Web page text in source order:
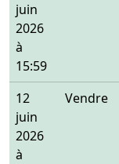
juin
2026
à
15:59
12
juin
2026
à
Vendre